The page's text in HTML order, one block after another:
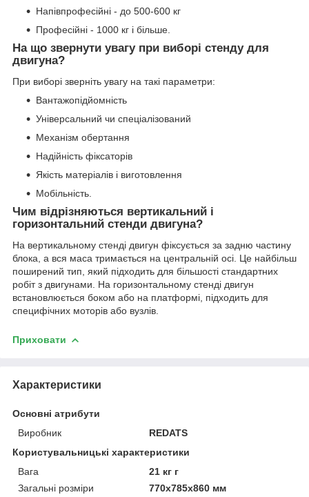
Напівпрофесійні - до 500-600 кг
Професійні - 1000 кг і більше.
На що звернути увагу при виборі стенду для
двигуна?
При виборі зверніть увагу на такі параметри:
Вантажопідйомність
Універсальний чи спеціалізований
Механізм обертання
Надійність фіксаторів
Якість матеріалів і виготовлення
Мобільність.
Чим відрізняються вертикальний і
горизонтальний стенди двигуна?
На вертикальному стенді двигун фіксується за задню частину
блока, а вся маса тримається на центральній осі. Це найбільш
поширений тип, який підходить для більшості стандартних
робіт з двигунами. На горизонтальному стенді двигун
встановлюється боком або на платформі, підходить для
специфічних моторів або вузлів.
Приховати
Характеристики
Основні атрибути
Виробник
REDATS
Користувальницькі характеристики
Вага
21 кг г
Загальні розміри
770x785x860 мм